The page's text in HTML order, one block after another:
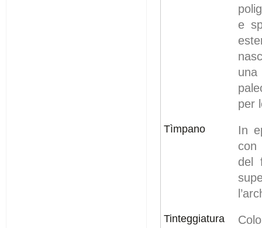
e
per
Tìmpano
In
con
del
Tinteggiatura